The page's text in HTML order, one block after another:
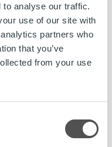
to analyse our traffic.
use of our site with
partners who
that you’ve
from your use
haastatteluja kesän
ilmenee.
ja
#ropojengi tai